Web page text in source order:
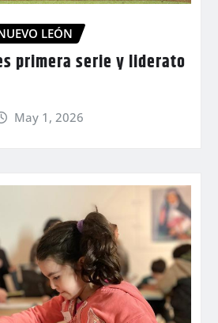
LEÓN
primera serie y liderato
May 1, 2026